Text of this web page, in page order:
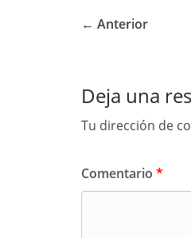
← Anterior
Deja una
Tu dirección de
Comentario *